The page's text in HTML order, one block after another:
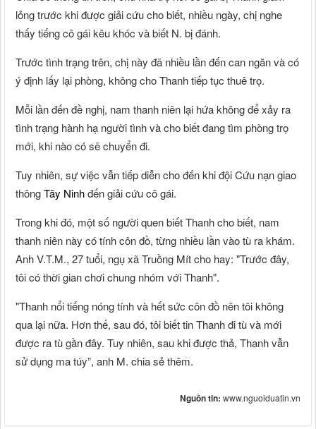
lỏng trước khi được giải cứu cho biết, nhiều ngày, chị nghe
thấy tiếng cô gái kêu khóc và biết N. bị đánh.
Trước tình trạng trên, chị này đã nhiều lần đến can ngăn và có
ý định lấy lại phòng, không cho Thanh tiếp tục thuê trọ.
Mỗi lần đến đề nghị, nam thanh niên lại hứa không để xảy ra
tình trạng hành hạ người tình và cho biết đang tìm phòng trọ
mới, khi nào có sẽ chuyển đi.
Tuy nhiên, sự việc vẫn tiếp diễn cho đến khi đội Cứu nạn giao
thôngTây Ninhđến giải cứu cô gái.
Trong khi đó, một số người quen biết Thanh cho biết, nam
thanh niên này có tính côn đồ, từng nhiều lần vào tù ra khám.
Anh V.T.M., 27 tuổi, ngụ xã Truồng Mít cho hay: "Trước đây,
tôi có thời gian chơi chung nhóm với Thanh".
"Thanh nổi tiếng nóng tính và hết sức côn đồ nên tôi không
qua lại nữa. Hơn thế, sau đó, tôi biết tin Thanh đi tù và mới
được ra tù gần đây. Tuy nhiên, sau khi được thả, Thanh vẫn
sử dụng ma túy”, anh M. chia sẻ thêm.
Nguồn tin: www.nguoiduatin.vn